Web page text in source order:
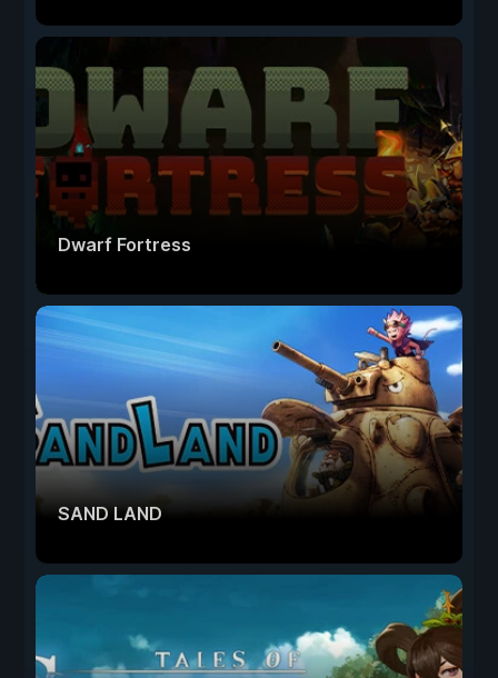
Dwarf Fortress
SAND LAND